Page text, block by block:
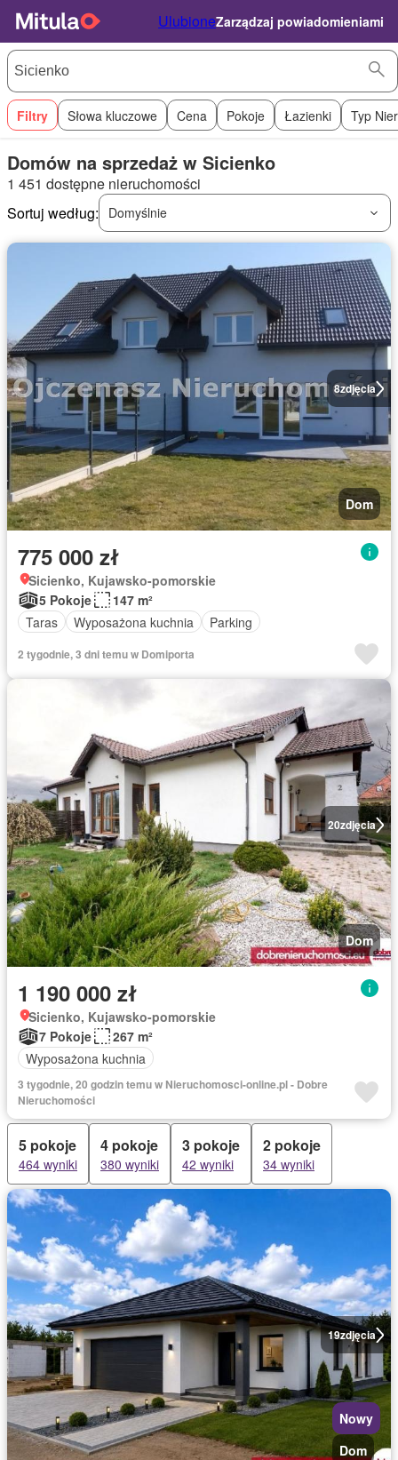
UlubioneZarządzaj powiadomieniami
Filtry Słowa kluczowe Cena Pokoje Łazienki Typ
Domów na sprzedaż w Sicienko
1 451 dostępne nieruchomości
Sortuj według:
Domyślnie
8zdjęcia
Dom
775 000 zł
Sicienko, Kujawsko-pomorskie
5 Pokoje
147 m²
Taras
Wyposażona kuchnia Parking
2 tygodnie, 3 dni temu w Domiporta
20zdjęcia
Dom
1 190 000 zł
Sicienko, Kujawsko-pomorskie
7 Pokoje
267 m²
Wyposażona kuchnia
3 tygodnie, 20 godzin temu w Nieruchomosci-online.pl - Dobre
Nieruchomości
5 pokoje
464 wyniki
4 pokoje
380 wyniki
3 pokoje
42 wyniki
2 pokoje
34 wyniki
19zdjęcia
Nowy
Dom